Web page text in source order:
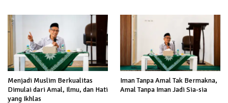
Menjadi Muslim Berkualitas
Dimulai dari Amal, Ilmu, dan Hati
yang Ikhlas
Iman Tanpa Amal Tak Bermakna,
Amal Tanpa Iman Jadi Sia-sia